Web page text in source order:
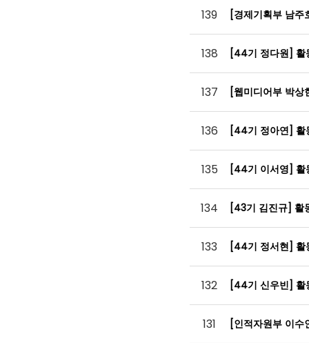
139 [경제기획부 남
138 [44기 정다원]
137 [웹미디어부 박
136 [44기 정아연]
135 [44기 이서영]
134 [43기 김진규] 활
133 [44기 정서현]
132 [44기 신우빈]
131 [인적자원부 이